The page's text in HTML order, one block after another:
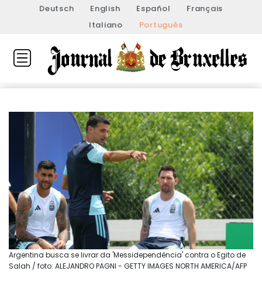
Deutsch English Español
Français
Italiano
Português
Argentina busca se livrar da 'Messidependência' contra o Egito de
Salah / foto: ALEJANDRO PAGNI - GETTY IMAGES NORTH AMERICA/AFP